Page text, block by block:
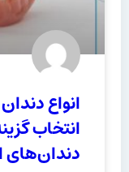
انواع
انتخاب
دندان‌های